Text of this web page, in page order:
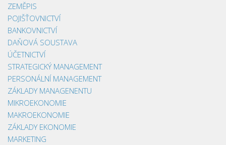
ZEMĚPIS
POJIŠŤOVNICTVÍ
BANKOVNICTVÍ
DAŇOVÁ SOUSTAVA
ÚČETNICTVÍ
STRATEGICKÝ MANAGEMENT
PERSONÁLNÍ MANAGEMENT
ZÁKLADY MANAGENENTU
MIKROEKONOMIE
MAKROEKONOMIE
ZÁKLADY EKONOMIE
MARKETING